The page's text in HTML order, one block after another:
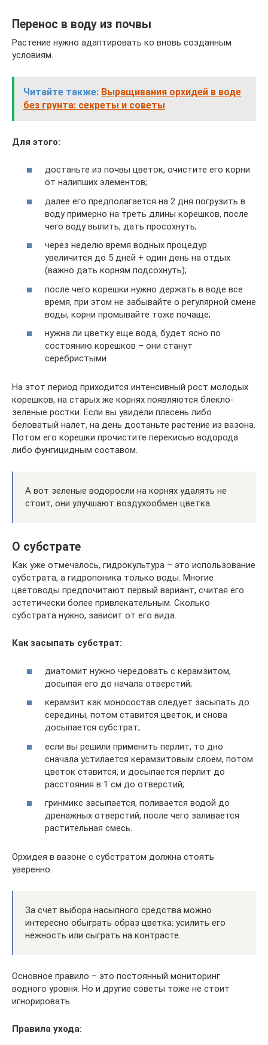
Перенос в воду из почвы
Растение нужно адаптировать ко вновь созданным
условиям.
Читайте также: Выращивания орхидей в воде
без грунта: секреты и советы
Для этого:
достаньте из почвы цветок, очистите его корни
от налипших элементов;
далее его предполагается на 2 дня погрузить в
воду примерно на треть длины корешков, после
чего воду вылить, дать просохнуть;
через неделю время водных процедур
увеличится до 5 дней + один день на отдых
(важно дать корням подсохнуть);
после чего корешки нужно держать в воде все
время, при этом не забывайте о регулярной смене
воды, корни промывайте тоже почаще;
нужна ли цветку еще вода, будет ясно по
состоянию корешков – они станут
серебристыми.
На этот период приходится интенсивный рост молодых
корешков, на старых же корнях появляются блекло-
зеленые ростки. Если вы увидели плесень либо
беловатый налет, на день достаньте растение из вазона.
Потом его корешки прочистите перекисью водорода
либо фунгицидным составом.
А вот зеленые водоросли на корнях удалять не
стоит, они улучшают воздухообмен цветка.
О субстрате
Как уже отмечалось, гидрокультура – это использование
субстрата, а гидропоника только воды. Многие
цветоводы предпочитают первый вариант, считая его
эстетически более привлекательным. Сколько
субстрата нужно, зависит от его вида.
Как засыпать субстрат:
диатомит нужно чередовать с керамзитом,
досыпая его до начала отверстий;
керамзит как моносостав следует засыпать до
середины, потом ставится цветок, и снова
досыпается субстрат;
если вы решили применить перлит, то дно
сначала устилается керамзитовым слоем, потом
цветок ставится, и досыпается перлит до
расстояния в 1 см до отверстий;
гринмикс засыпается, поливается водой до
дренажных отверстий, после чего заливается
растительная смесь.
Орхидея в вазоне с субстратом должна стоять
уверенно.
За счет выбора насыпного средства можно
интересно обыграть образ цветка: усилить его
нежность или сыграть на контрасте.
Основное правило – это постоянный мониторинг
водного уровня. Но и другие советы тоже не стоит
игнорировать.
Правила ухода: